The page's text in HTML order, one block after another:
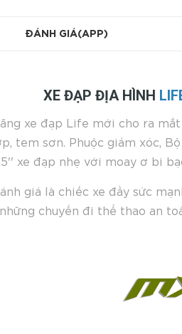
ĐÁNH GIÁ(APP)
XE ĐẠP ĐỊA HÌNH
xe đạp Life mới cho ra
tem sơn. Phuộc giảm xóc,
xe đạp nhẹ với moay ơ bi
giá là chiếc xe đầy sức
chuyến đi thể thao an